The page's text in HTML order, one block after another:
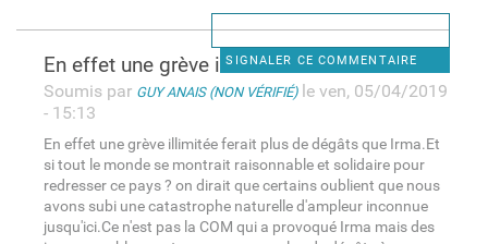
SIGNALER CE COMMENTAIRE
En effet une grève illimitée
Soumis par GUY ANAIS (NON VÉRIFIÉ)le ven, 05/04/2019
- 15:13
En effet une grève illimitée ferait plus de dégâts que Irma.Et
si tout le monde se montrait raisonnable et solidaire pour
redresser ce pays ? on dirait que certains oublient que nous
avons subi une catastrophe naturelle d'ampleur inconnue
jusqu'ici.Ce n'est pas la COM qui a provoqué Irma mais des